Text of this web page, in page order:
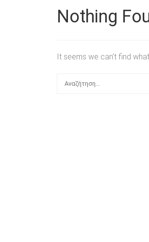
Nothing
It seems we can’t find